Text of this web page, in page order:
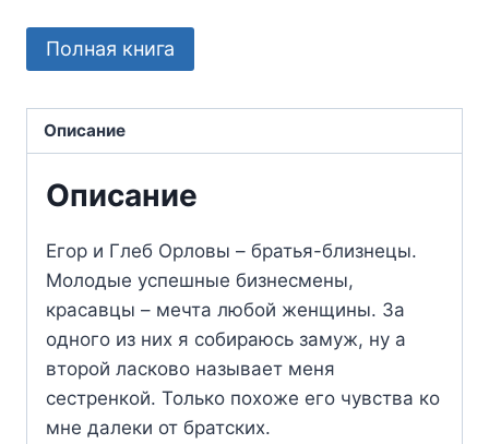
Полная книга
Описание
Описание
Егор и Глеб Орловы – братья-близнецы.
Молодые успешные бизнесмены,
красавцы – мечта любой женщины. За
одного из них я собираюсь замуж, ну а
второй ласково называет меня
сестренкой. Только похоже его чувства ко
мне далеки от братских.